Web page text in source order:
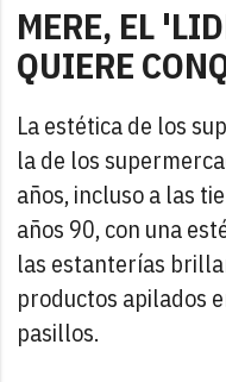
MERE, EL
QUIERE
La estética de los
la de los
años, incluso a las
años 90, con una
las estanterías
productos apilados
pasillos.